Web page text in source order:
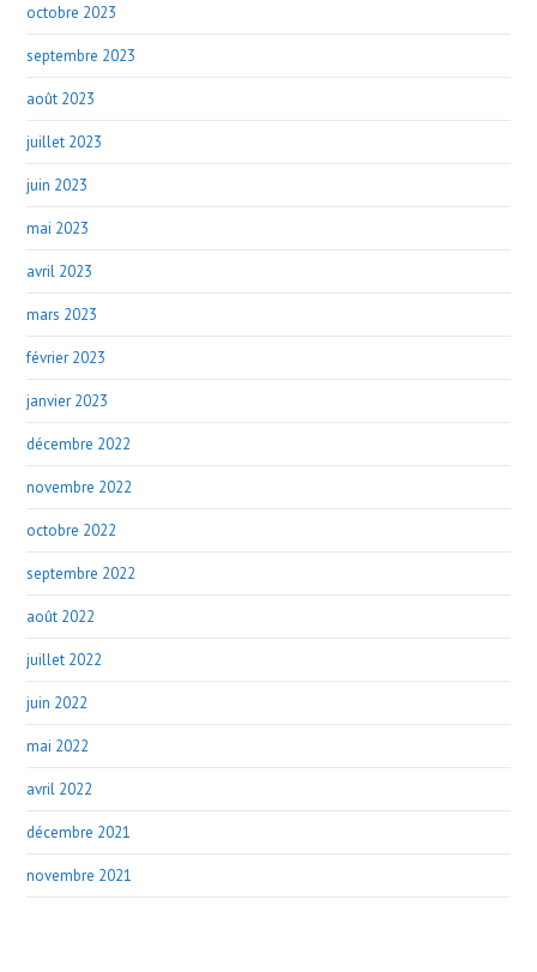
octobre 2023
septembre 2023
août 2023
juillet 2023
juin 2023
mai 2023
avril 2023
mars 2023
février 2023
janvier 2023
décembre 2022
novembre 2022
octobre 2022
septembre 2022
août 2022
juillet 2022
juin 2022
mai 2022
avril 2022
décembre 2021
novembre 2021